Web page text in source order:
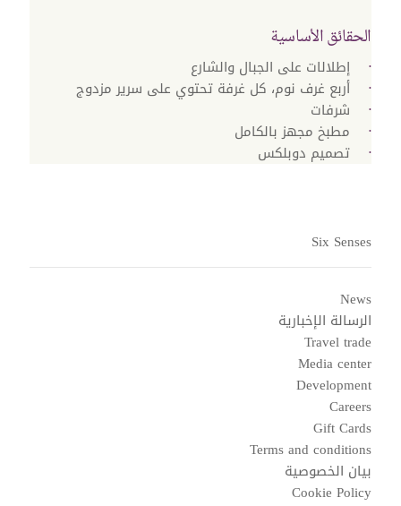
الحقائق الأساسية
إطلالات على الجبال والشارع
أربع غرف نوم، كل غرفة تحتوي على سرير مزدوج
شرفات
مطبخ مجهز بالكامل
تصميم دوبلكس
Six Senses
News
الرسالة الإخبارية
Travel trade
Media center
Development
Careers
Gift Cards
Terms and conditions
بيان الخصوصية
Cookie Policy